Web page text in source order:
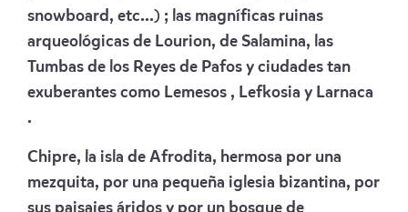
snowboard, etc...) ; las magníficas ruinas
arqueológicas de Lourion, de Salamina, las
Tumbas de los Reyes de Pafos y ciudades tan
exuberantes como Lemesos , Lefkosia y Larnaca
.
Chipre, la isla de Afrodita, hermosa por una
mezquita, por una pequeña iglesia bizantina, por
sus paisajes áridos y por un bosque de